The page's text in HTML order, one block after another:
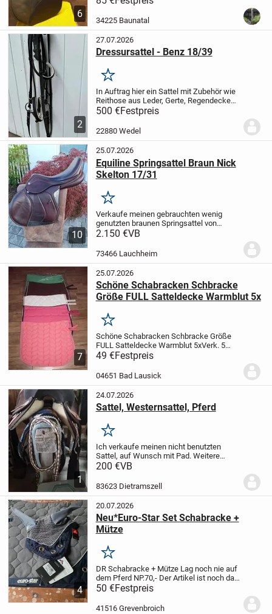
6
Sattelblätter wurden vom Sattler
teilerneuert
34225 Baunatal
2
27.07.2026
Dressursattel - Benz 18/39
Merken
In Auftrag hier ein Sattel mit Zubehör wie
Reithose aus Leder, Gerte, Regendecke
und Putzkasten.Der Sattel ist inklusive
zwei Satteldecken, Steigbügeln, Gurten
sowie einem Sattelhalter.
500 €Festpreis
22880 Wedel
10
25.07.2026
Equiline Springsattel Braun Nick
Skelton 17/31
Merken
Verkaufe meinen gebrauchten wenig
genutzten braunen Springsattel von
Equiline. Er hat die normalen
Top Zustand. Hinten hat er eine kleine
Beschädigung, die den...
2.150 €VB
73466 Lauchheim
7
25.07.2026
Schöne Schabracken Schbracke
Größe FULL Satteldecke Warmblut 5x
Merken
Schöne Schabracken Schbracke Größe
FULL Satteldecke Warmblut 5xVerk. 5
schöne Schabracken, in verschiedenen
Farben, alles Größe Full, verschiedene
Stepung, mit Zierbiese, alle noch
49 €Festpreis
04651 Bad Lausick
1
24.07.2026
Sattel, Westernsattel, Pferd
Merken
Ich verkaufe meinen nicht benutzten
Sattel, auf Wunsch mit Pad. Weitere
Bilder sind auf Anfrage möglich. Geeignet
200 €VB
83623 Dietramszell
4
20.07.2026
Neu*Euro-Star Set Schabracke +
Mütze
Merken
DR Schabracke + MützeLag noch nie auf
dem Pferd NP.70,- Der Artikel ist noch da
solange er eingestellt ist,
andere Artikel an
Ware wird unter...
50 €Festpreis
41516 Grevenbroich